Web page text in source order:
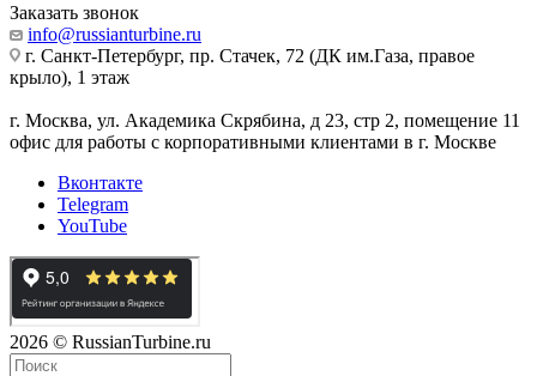
Заказать звонок
info@russianturbine.ru
г. Санкт-Петербург, пр. Стачек, 72 (ДК им.Газа, правое
крыло), 1 этаж
г. Москва, ул. Академика Скрябина, д 23, стр 2, помещение 11
офис для работы с корпоративными клиентами в г. Москве
Вконтакте
Telegram
YouTube
2026 © RussianTurbine.ru